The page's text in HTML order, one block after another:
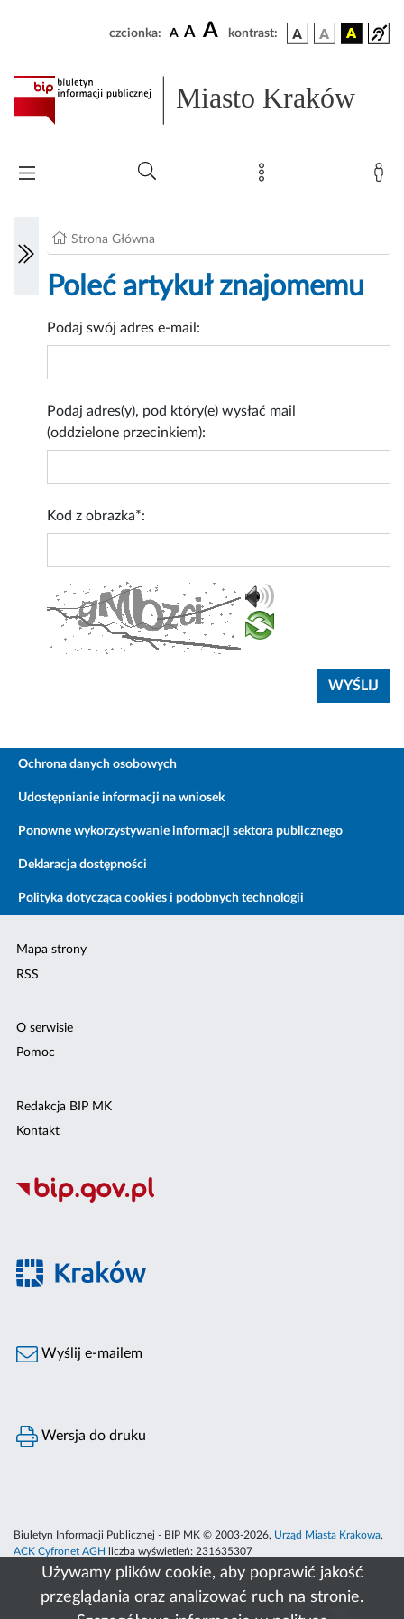
Używamy plików cookie, aby poprawić jakość
przeglądania oraz analizować ruch na stronie.
czcionka: A A A kontrast:
Miasto Kraków
Strona Główna
Poleć artykuł znajomemu
Podaj swój adres e-mail:
Podaj adres(y), pod który(e) wysłać mail
(oddzielone przecinkiem):
Kod z obrazka*:
Ochrona danych osobowych
Udostępnianie informacji na wniosek
Ponowne wykorzystywanie informacji sektora publicznego
Deklaracja dostępności
Polityka dotycząca cookies i podobnych technologii
Mapa strony
RSS
O serwisie
Pomoc
Redakcja BIP MK
Kontakt
Wyślij e-mailem
Wersja do druku
Biuletyn Informacji Publicznej - BIP MK © 2003-2026, Urząd Miasta Krakowa,
ACK Cyfronet AGH
liczba wyświetleń: 231635307